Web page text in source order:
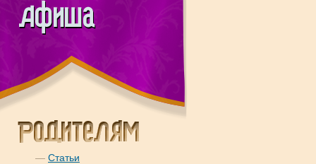
— Статьи